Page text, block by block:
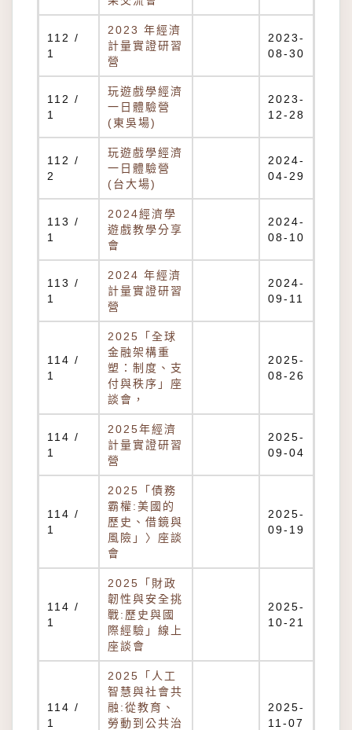
112 /
1
2023 年經濟
計量實證研習
營
2023-
08-30
112 /
1
玩遊戲學經濟
一日體驗營
(東吳場)
2023-
12-28
112 /
2
玩遊戲學經濟
一日體驗營
(台大場)
2024-
04-29
113 /
1
2024經濟學
遊戲教學分享
會
2024-
08-10
113 /
1
2024 年經濟
計量實證研習
營
2024-
09-11
114 /
1
2025「全球
金融架構重
塑：制度、支
付與秩序」座
談會，
2025-
08-26
114 /
1
2025年經濟
計量實證研習
營
2025-
09-04
114 /
1
2025「債務
霸權:美國的
歷史、借鏡與
風險」〉座談
會
2025-
09-19
114 /
1
2025「財政
韌性與安全挑
戰:歷史與國
際經驗」線上
座談會
2025-
10-21
114 /
1
2025「人工
智慧與社會共
融:從教育、
勞動到公共治
2025-
11-07